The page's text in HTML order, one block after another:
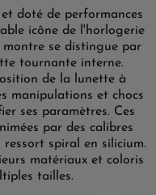
doté de performances
icône de l'horlogerie
montre se distingue par
tournante interne.
de la lunette à
manipulations et chocs
ses paramètres. Ces
par des calibres
spiral en silicium.
matériaux et coloris
tailles.